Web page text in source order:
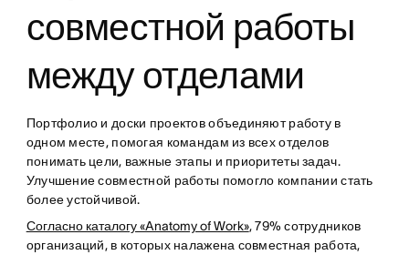
совместной работы
между отделами
Портфолио и доски проектов объединяют работу в
одном месте, помогая командам из всех отделов
понимать цели, важные этапы и приоритеты задач.
Улучшение совместной работы помогло компании стать
более устойчивой.
Согласно каталогу «Anatomy of Work», 79% сотрудников
организаций, в которых налажена совместная работа,